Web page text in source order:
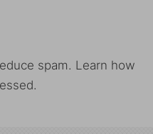
spam. Learn how